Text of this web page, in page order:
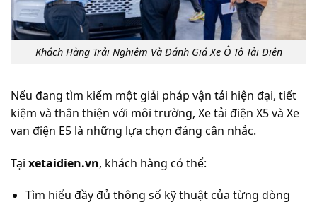
Khách Hàng Trải Nghiệm Và Đánh Giá Xe Ô Tô Tải Điện
Nếu đang tìm kiếm một giải pháp vận tải hiện đại, tiết
kiệm và thân thiện với môi trường, Xe tải điện X5 và Xe
van điện E5 là những lựa chọn đáng cân nhắc.
Tại xetaidien.vn, khách hàng có thể:
Tìm hiểu đầy đủ thông số kỹ thuật của từng dòng